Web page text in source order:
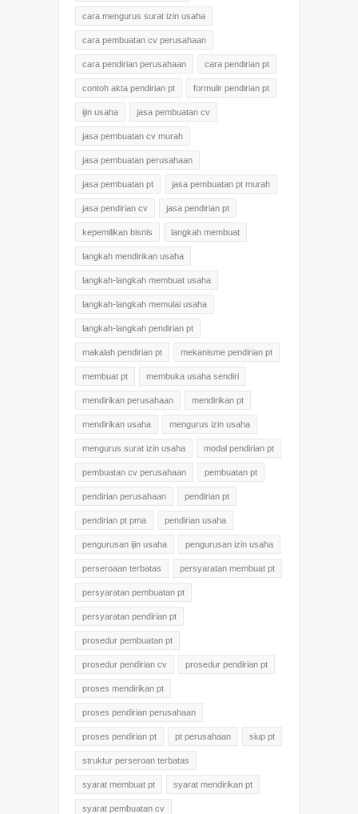
cara mengurus surat izin usaha
cara pembuatan cv perusahaan
cara pendirian perusahaan cara pendirian pt
contoh akta pendirian pt formulir pendirian pt
ijin usaha jasa pembuatan cv
jasa pembuatan cv murah
jasa pembuatan perusahaan
jasa pembuatan pt jasa pembuatan pt murah
jasa pendirian cv jasa pendirian pt
kepemilikan bisnis langkah membuat
langkah mendirikan usaha
langkah-langkah membuat usaha
langkah-langkah memulai usaha
langkah-langkah pendirian pt
makalah pendirian pt mekanisme pendirian pt
membuat pt membuka usaha sendiri
mendirikan perusahaan mendirikan pt
mendirikan usaha mengurus izin usaha
mengurus surat izin usaha modal pendirian pt
pembuatan cv perusahaan pembuatan pt
pendirian perusahaan pendirian pt
pendirian pt pma pendirian usaha
pengurusan ijin usaha pengurusan izin usaha
perseroaan terbatas persyaratan membuat pt
persyaratan pembuatan pt
persyaratan pendirian pt
prosedur pembuatan pt
prosedur pendirian cv prosedur pendirian pt
proses mendirikan pt
proses pendirian perusahaan
proses pendirian pt pt perusahaan siup pt
struktur perseroan terbatas
syarat membuat pt syarat mendirikan pt
syarat pembuatan cv